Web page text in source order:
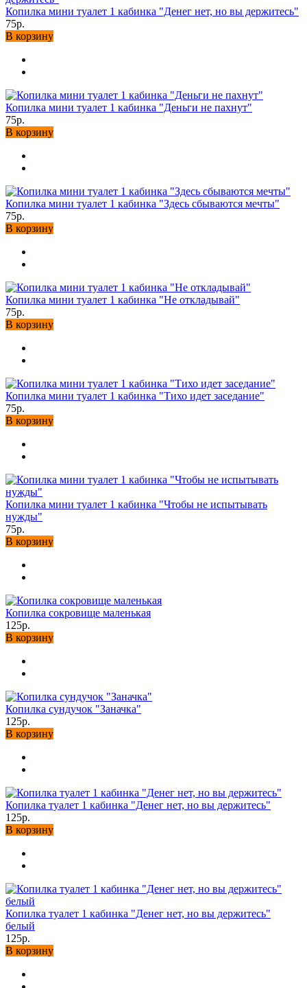
Копилка мини туалет 1 кабинка "Денег нет, но вы держитесь"
75р.
В корзину
Копилка мини туалет 1 кабинка "Деньги не пахнут"
75р.
В корзину
Копилка мини туалет 1 кабинка "Здесь сбываются мечты"
75р.
В корзину
Копилка мини туалет 1 кабинка "Не откладывай"
75р.
В корзину
Копилка мини туалет 1 кабинка "Тихо идет заседание"
75р.
В корзину
Копилка мини туалет 1 кабинка "Чтобы не испытывать
нужды"
75р.
В корзину
Копилка сокровище маленькая
125р.
В корзину
Копилка сундучок "Заначка"
125р.
В корзину
Копилка туалет 1 кабинка "Денег нет, но вы держитесь"
125р.
В корзину
Копилка туалет 1 кабинка "Денег нет, но вы держитесь"
белый
125р.
В корзину